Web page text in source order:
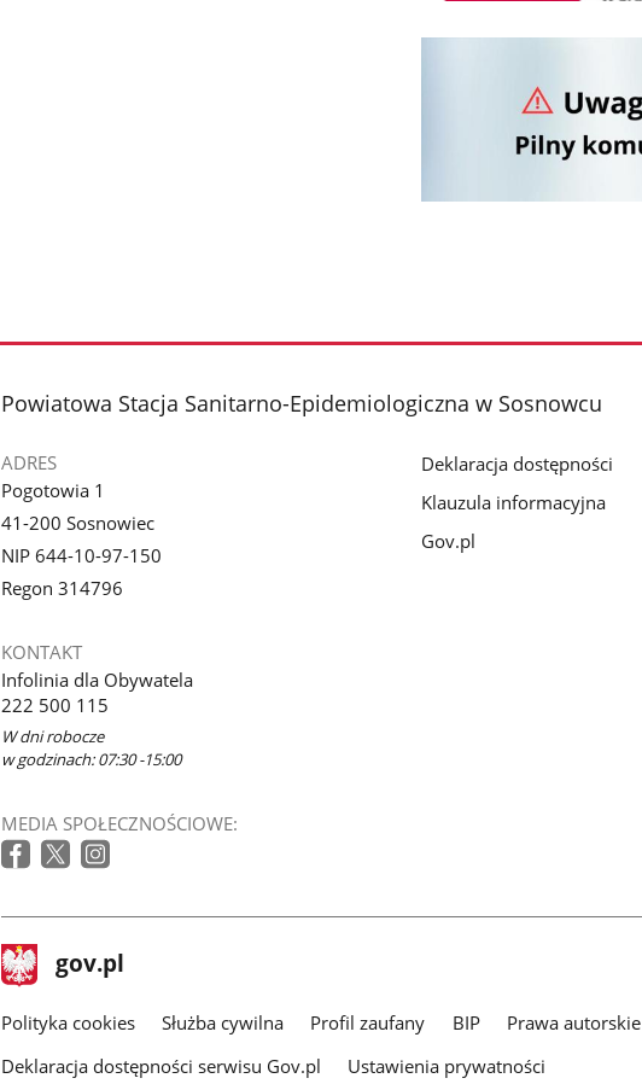
stopka
Powiatowa Stacja Sanitarno-Epidemiologiczna w Sosnowcu
ADRES
Pogotowia 1
41-200 Sosnowiec
NIP 644-10-97-150
Regon 314796
KONTAKT
Infolinia dla Obywatela
222 500 115
W dni robocze
w godzinach: 07:30 -15:00
MEDIA SPOŁECZNOŚCIOWE:
Deklaracja dostępności
Klauzula informacyjna
Gov.pl
stopka
gov.pl Strona
gov.pl
gov.pl
Polityka cookies Służba cywilna Profil zaufany BIP Prawa autorskie
Deklaracja dostępności serwisu Gov.pl
Ustawienia prywatności